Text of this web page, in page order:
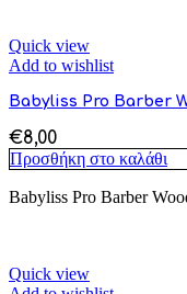
Quick view
Add to wishlist
Babyliss Pro Barber
€8,00
Προσθήκη στο καλάθι
Babyliss Pro Barber
Quick view